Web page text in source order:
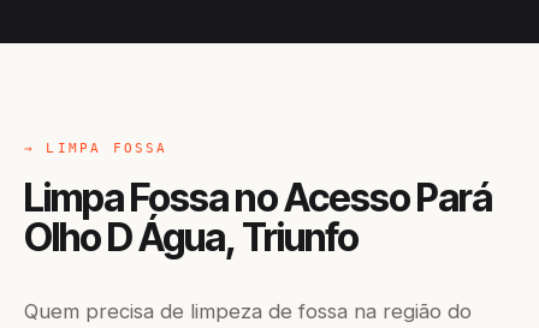
→ LIMPA FOSSA
Limpa Fossa no Acesso Pará
Olho D Água, Triunfo
Quem precisa de limpeza de fossa na região do